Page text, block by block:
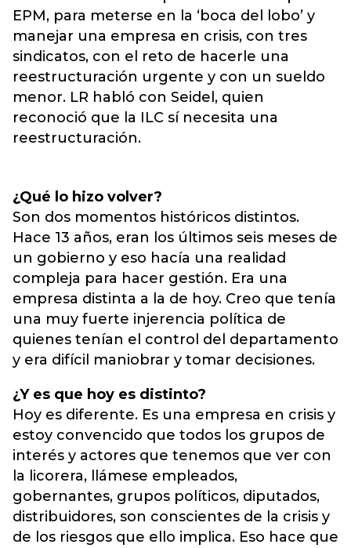
EPM, para meterse en la ‘boca del lobo’ y
manejar una empresa en crisis, con tres
sindicatos, con el reto de hacerle una
reestructuración urgente y con un sueldo
menor. LR habló con Seidel, quien
reconoció que la ILC sí necesita una
reestructuración.
¿Qué lo hizo volver?
Son dos momentos históricos distintos.
Hace 13 años, eran los últimos seis meses de
un gobierno y eso hacía una realidad
compleja para hacer gestión. Era una
empresa distinta a la de hoy. Creo que tenía
una muy fuerte injerencia política de
quienes tenían el control del departamento
y era difícil maniobrar y tomar decisiones.
¿Y es que hoy es distinto?
Hoy es diferente. Es una empresa en crisis y
estoy convencido que todos los grupos de
interés y actores que tenemos que ver con
la licorera, llámese empleados,
gobernantes, grupos políticos, diputados,
distribuidores, son conscientes de la crisis y
de los riesgos que ello implica. Eso hace que